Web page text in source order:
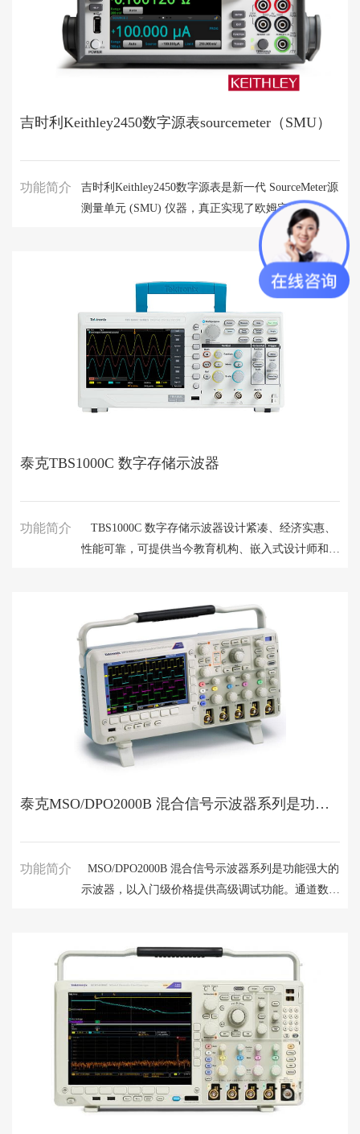
吉时利Keithley2450数字源表sourcemeter（SMU）
功能简介
吉时利Keithley2450数字源表是新一代 SourceMeter源
测量单元 (SMU) 仪器，真正实现了欧姆定律（电
流、电压和电阻）测试。Keithley2450创新的图形用
户界和先进的智能触摸屏技术，直观易用。使工程师
和科学家学习更快、工作更智能，发明更轻松。吉时
利Keithley2450数字源表sourcemeter（SMU）是一款
多功能仪器，尤其适用于表征调制解调器级半导体、
纳米级器件和材料、有机半导器件和材料、有机半导
体、印刷电子器件以及其他小尺寸和低功耗设备。
泰克TBS1000C 数字存储示波器
功能简介
TBS1000C 数字存储示波器设计紧凑、经济实惠、
性能可靠，可提供当今教育机构、嵌入式设计师和制
GS/s，带宽范围为 50MHz 至 200 MHz，并提供五年
保修。其创新的课件系统将实验室练习与面向学生的
分步说明结合在一起。HelpEverywhere® 系统在整个
用户界面中提供实用的技巧和提示，以使新用户能够
更轻松地使用该仪器
泰克MSO/DPO2000B 混合信号示波器系列是功能强大的示波器
功能简介
MSO/DPO2000B 混合信号示波器系列是功能强大的
示波器，以入门级价格提供高级调试功能。通道数多
Wave Inspector® 控件，您可以获得加速调试所需的